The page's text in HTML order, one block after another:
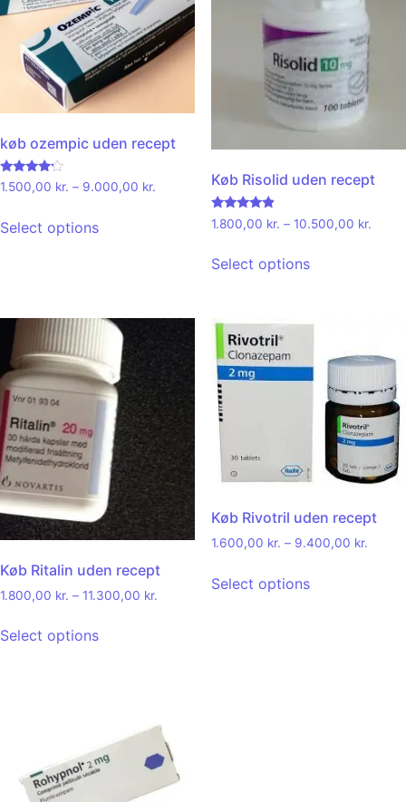
køb ozempic uden recept
Rated
4.00
1.500,00 kr. – 9.000,00 kr.
Select options
Køb Risolid uden recept
Rated
4.67
1.800,00 kr. – 10.500,00 kr.
Select options
Køb Ritalin uden recept
1.800,00 kr. – 11.300,00 kr.
Select options
Køb Rivotril uden recept
1.600,00 kr. – 9.400,00 kr.
Select options